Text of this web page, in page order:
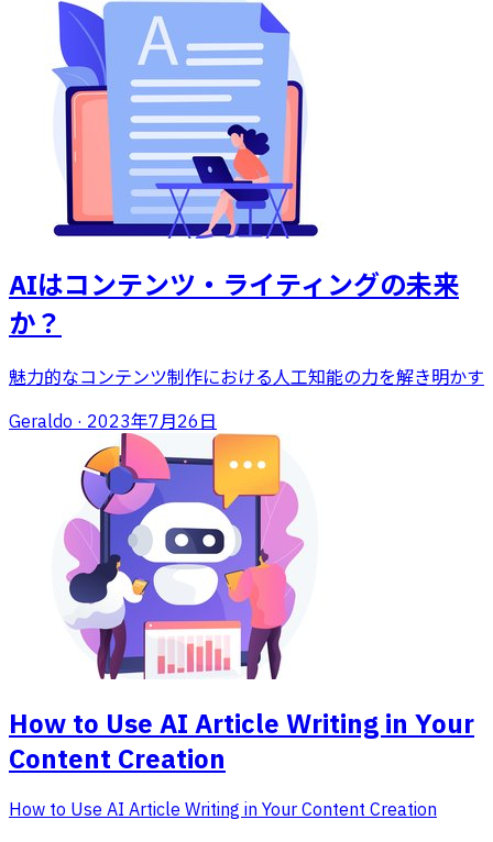
AIはコンテンツ・ライティングの未来
か？
魅力的なコンテンツ制作における人工知能の力を解き明かす
Geraldo · 2023年7月26日
How to Use AI Article Writing in Your
Content Creation
How to Use AI Article Writing in Your Content Creation